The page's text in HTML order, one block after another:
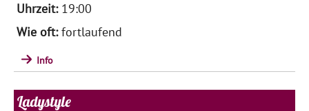
19:00
fortlaufend
Info
Ladystyle